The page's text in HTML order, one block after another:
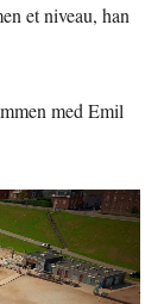
et niveau, han
med Emil